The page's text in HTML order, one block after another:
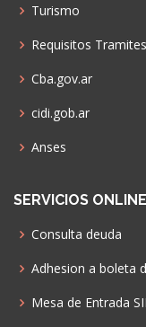
Turismo
Requisitos Tramites
Cba.gov.ar
cidi.gob.ar
Anses
SERVICIOS ONLINE
Consulta deuda
Adhesion a boleta
Mesa de Entrada